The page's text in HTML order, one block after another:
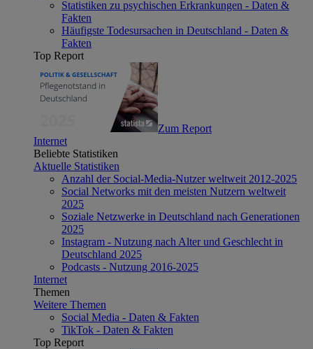
Statistiken zu psychischen Erkrankungen - Daten &
Fakten
Häufigste Todesursachen in Deutschland - Daten &
Fakten
Top Report
Zum Report
Internet
Beliebte Statistiken
Aktuelle Statistiken
Anzahl der Social-Media-Nutzer weltweit 2012-2025
Social Networks mit den meisten Nutzern weltweit
2025
Soziale Netzwerke in Deutschland nach Generationen
2025
Instagram - Nutzung nach Alter und Geschlecht in
Deutschland 2025
Podcasts - Nutzung 2016-2025
Internet
Themen
Weitere Themen
Social Media - Daten & Fakten
TikTok - Daten & Fakten
Top Report